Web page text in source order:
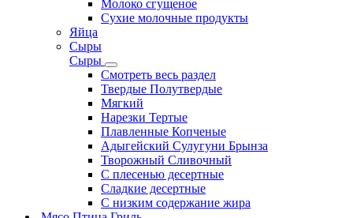
Молоко сгущеное
Сухие молочные продукты
Яйца
Сыры
Сыры
Смотреть весь раздел
Твердые Полутвердые
Мягкий
Нарезки Тертые
Плавленные Копченые
Адыгейский Сулугуни Брынза
Творожный Сливочный
С плесенью десертные
Сладкие десертные
С низким содержание жира